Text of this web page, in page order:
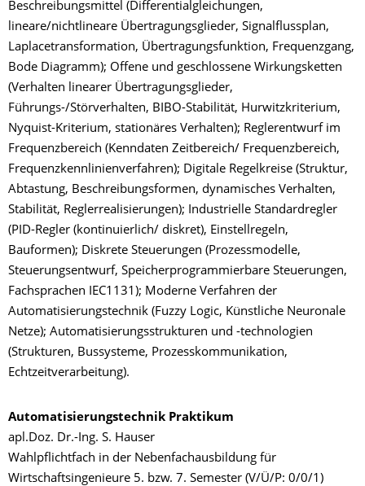
Beschreibungsmittel (Differentialgleichungen,
lineare/nichtlineare Übertragungsglieder, Signalflussplan,
Laplacetransformation, Übertragungsfunktion, Frequenzgang,
Bode Diagramm); Offene und geschlossene Wirkungsketten
(Verhalten linearer Übertragungsglieder,
Führungs-/Störverhalten, BIBO-Stabilität, Hurwitzkriterium,
Nyquist-Kriterium, stationäres Verhalten); Reglerentwurf im
Frequenzbereich (Kenndaten Zeitbereich/ Frequenzbereich,
Frequenzkennlinienverfahren); Digitale Regelkreise (Struktur,
Abtastung, Beschreibungsformen, dynamisches Verhalten,
Stabilität, Reglerrealisierungen); Industrielle Standardregler
(PID-Regler (kontinuierlich/ diskret), Einstellregeln,
Bauformen); Diskrete Steuerungen (Prozessmodelle,
Steuerungsentwurf, Speicherprogrammierbare Steuerungen,
Fachsprachen IEC1131); Moderne Verfahren der
Automatisierungstechnik (Fuzzy Logic, Künstliche Neuronale
Netze); Automatisierungsstrukturen und -technologien
(Strukturen, Bussysteme, Prozesskommunikation,
Echtzeitverarbeitung).
Automatisierungstechnik Praktikum
apl.Doz. Dr.-Ing. S. Hauser
Wahlpflichtfach in der Nebenfachausbildung für
Wirtschaftsingenieure 5. bzw. 7. Semester (V/Ü/P: 0/0/1)